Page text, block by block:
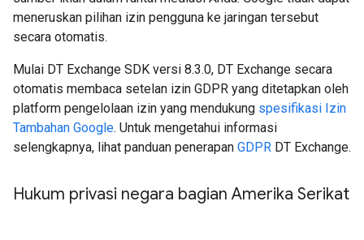
meneruskan pilihan izin pengguna ke jaringan tersebut
secara otomatis.
Mulai DT Exchange SDK versi 8.3.0, DT Exchange secara
otomatis membaca setelan izin GDPR yang ditetapkan oleh
platform pengelolaan izin yang mendukung spesifikasi Izin
Tambahan Google. Untuk mengetahui informasi
selengkapnya, lihat panduan penerapan GDPR DT Exchange.
Hukum privasi negara bagian Amerika Serikat